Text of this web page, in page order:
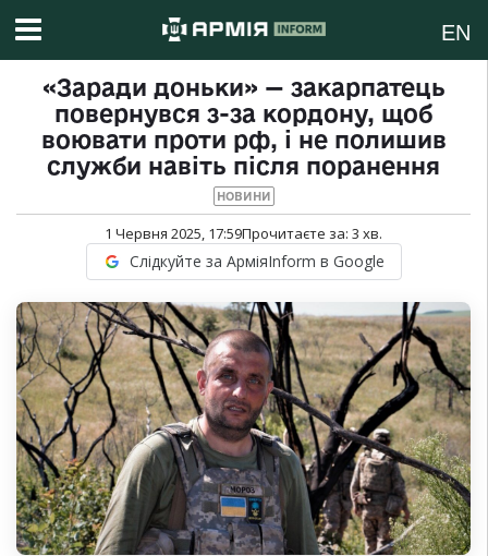
EN
«Заради доньки» — закарпатець
повернувся з-за кордону, щоб
воювати проти рф, і не полишив
служби навіть після поранення
НОВИНИ
1 Червня 2025, 17:59Прочитаєте за: 3 хв.
Слідкуйте за АрміяInform в Google